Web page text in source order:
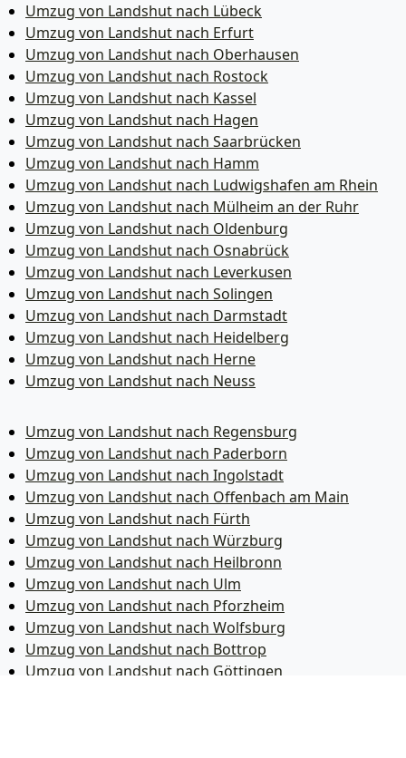
Umzug von Landshut nach Lübeck
Umzug von Landshut nach Erfurt
Umzug von Landshut nach Oberhausen
Umzug von Landshut nach Rostock
Umzug von Landshut nach Kassel
Umzug von Landshut nach Hagen
Umzug von Landshut nach Saarbrücken
Umzug von Landshut nach Hamm
Umzug von Landshut nach Ludwigshafen am Rhein
Umzug von Landshut nach Mülheim an der Ruhr
Umzug von Landshut nach Oldenburg
Umzug von Landshut nach Osnabrück
Umzug von Landshut nach Leverkusen
Umzug von Landshut nach Solingen
Umzug von Landshut nach Darmstadt
Umzug von Landshut nach Heidelberg
Umzug von Landshut nach Herne
Umzug von Landshut nach Neuss
Umzug von Landshut nach Regensburg
Umzug von Landshut nach Paderborn
Umzug von Landshut nach Ingolstadt
Umzug von Landshut nach Offenbach am Main
Umzug von Landshut nach Fürth
Umzug von Landshut nach Würzburg
Umzug von Landshut nach Heilbronn
Umzug von Landshut nach Ulm
Umzug von Landshut nach Pforzheim
Umzug von Landshut nach Wolfsburg
Umzug von Landshut nach Bottrop
Umzug von Landshut nach Göttingen